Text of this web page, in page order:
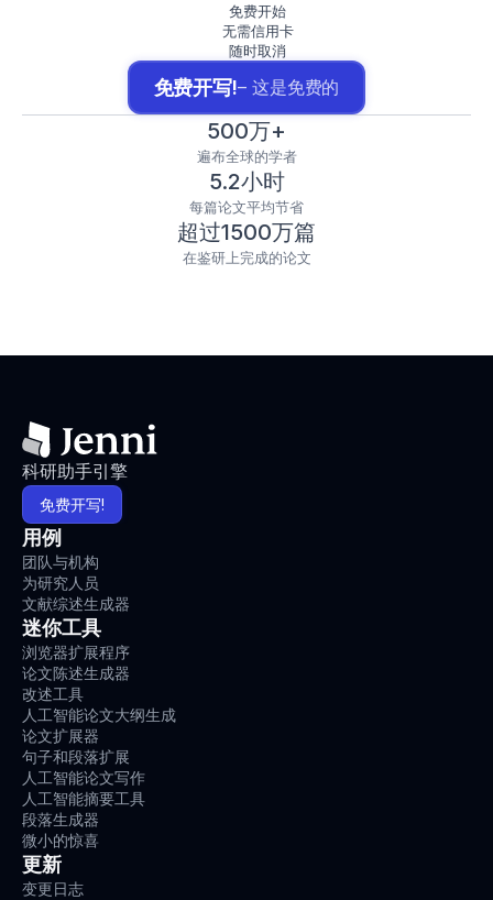
免费开始
无需信用卡
随时取消
免费开写!– 这是免费的
500万+
遍布全球的学者
5.2小时
每篇论文平均节省
超过1500万篇
在鉴研上完成的论文
科研助手引擎
免费开写!
用例
团队与机构
为研究人员
文献综述生成器
迷你工具
浏览器扩展程序
论文陈述生成器
改述工具
人工智能论文大纲生成
论文扩展器
句子和段落扩展
人工智能论文写作
人工智能摘要工具
段落生成器
微小的惊喜
更新
变更日志